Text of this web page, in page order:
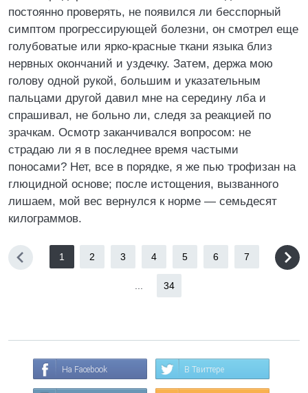
постоянно проверять, не появился ли бесспорный
симптом прогрессирующей болезни, он смотрел еще
голубоватые или ярко-красные ткани языка близ
нервных окончаний и уздечку. Затем, держа мою
голову одной рукой, большим и указательным
пальцами другой давил мне на середину лба и
спрашивал, не больно ли, следя за реакцией по
зрачкам. Осмотр заканчивался вопросом: не
страдаю ли я в последнее время частыми
поносами? Нет, все в порядке, я же пью трофизан на
глюцидной основе; после истощения, вызванного
лишаем, мой вес вернулся к норме — семьдесят
килограммов.
1 2 3 4 5 6 7
34
На Facebook В Твиттере